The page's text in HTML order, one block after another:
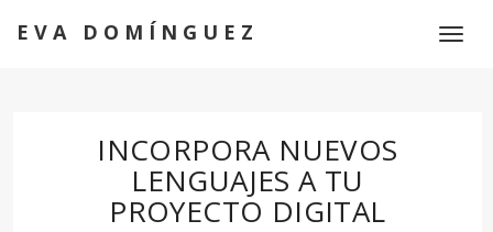
EVA DOMÍNGUEZ
INCORPORA NUEVOS
LENGUAJES A TU
PROYECTO DIGITAL